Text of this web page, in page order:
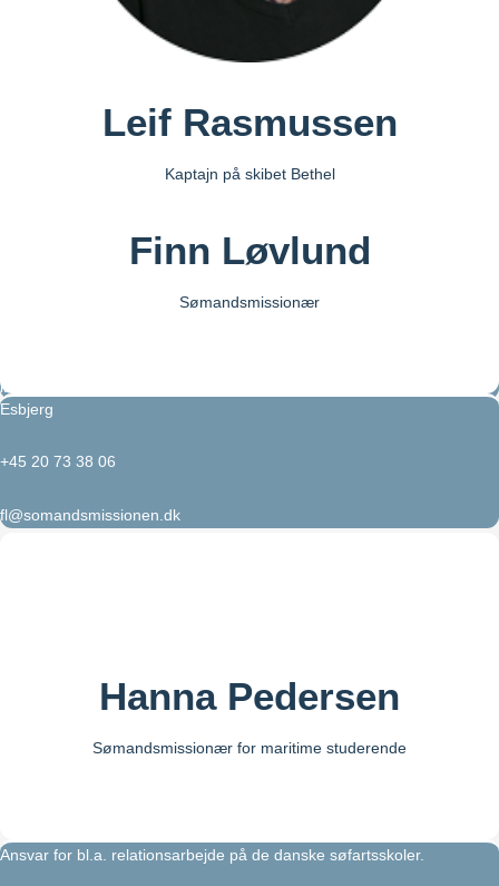
Leif Rasmussen
Kaptajn på skibet Bethel
lr@somandsmissionen.dk
Finn Løvlund
Sømandsmissionær
Esbjerg
+45 20 73 38 06
fl@somandsmissionen.dk
Hanna Pedersen
Sømandsmissionær for maritime studerende
Ansvar for bl.a. relationsarbejde på de danske søfartsskoler.